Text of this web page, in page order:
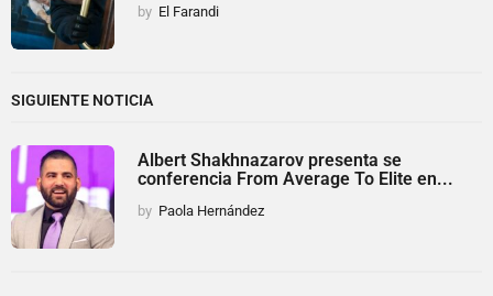
by El Farandi
SIGUIENTE NOTICIA
Albert Shakhnazarov presenta se
conferencia From Average To Elite en...
by Paola Hernández